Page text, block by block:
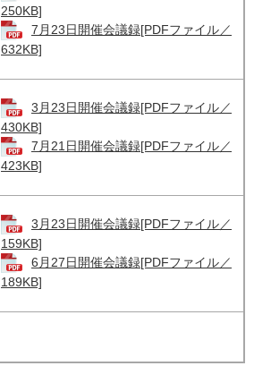
250KB]
7月23日開催会議録[PDFファイル／
632KB]
3月23日開催会議録[PDFファイル／
430KB]
7月21日開催会議録[PDFファイル／
423KB]
3月23日開催会議録[PDFファイル／
159KB]
6月27日開催会議録[PDFファイル／
189KB]